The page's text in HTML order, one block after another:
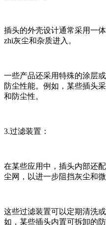
插头的外壳设计通常采用一
zhi灰尘和杂质进入。
一些产品还采用特殊的涂层
防尘性能。例如，某些插头
和防尘性。
3.过滤装置：
在某些应用中，插头内部还
尘网，以进一步阻挡灰尘和微
这些过滤装置可以定期清洗
如，某些插头内置可拆卸的